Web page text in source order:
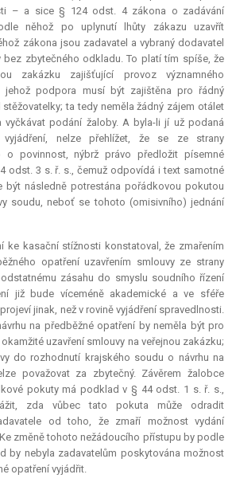
– a sice § 124 odst. 4 zákona o zadávání
něhož po uplynutí lhůty zákazu uzavřít
zákona jsou zadavatel a vybraný dodavatel
bez zbytečného odkladu. To platí tím spíše, že
zakázku zajišťující provoz významného
jehož podpora musí být zajištěna pro řádný
ta tedy neměla žádný zájem otálet
podání žaloby. A byla-li jí už podaná
nelze přehlížet, že se ze strany
o povinnost, nýbrž právo předložit písemné
odst. 3 s. ř. s., čemuž odpovídá i text samotné
být následně potrestána pořádkovou pokutou
soudu, neboť se tohoto (omisivního) jednání
ke kasační stížnosti konstatoval, že zmařením
opatření uzavřením smlouvy ze strany
zásahu do smyslu soudního řízení
již bude víceméně akademické a ve sféře
jinak, než v rovině vyjádření spravedlnosti.
na předběžné opatření by neměla být pro
uzavření smlouvy na veřejnou zakázku;
do rozhodnutí krajského soudu o návrhu na
považovat za zbytečný. Závěrem žalobce
pokuty má podklad v § 44 odst. 1 s. ř. s.,
zda vůbec tato pokuta může odradit
od toho, že zmaří možnost vydání
změně tohoto nežádoucího přístupu by podle
by nebyla zadavatelům poskytována možnost
opatření vyjádřit.